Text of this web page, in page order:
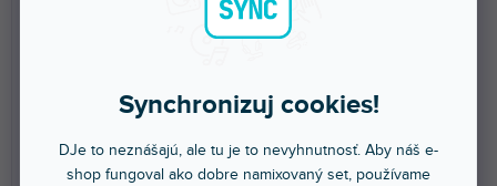
Synchronizuj cookies!
DJe to neznášajú, ale tu je to nevyhnutnosť. Aby náš e-
shop fungoval ako dobre namixovaný set, používame
FULL COLORS Midnight
Do 5 dní
FULL COLORS Dark Yellow
Do 5 dní